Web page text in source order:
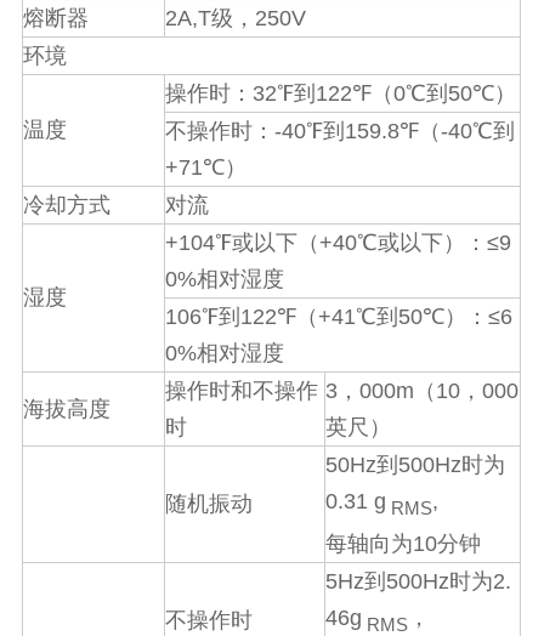
熔断器 2A,T级， 250V
环境
温度
操作时： 32℉到 122℉ （0℃到 50℃）
不操作时：-40℉到 159.8℉ （-40℃到
+71℃）
冷却方式
对流
湿度
+104℉或以下（ +40℃或以下）：≤9
0%相对湿度
106℉到 122℉ （ +41℃到 50℃）：≤6
0%相对湿度
海拔高度
操作时和不操作
时
3 ，000m （ 10 ，000
英尺）
随机振动
50Hz到 500Hz时为
0.31 g RMS,
每轴向为10分钟
不操作时
5Hz到 500Hz时为2.
46g RMS ，